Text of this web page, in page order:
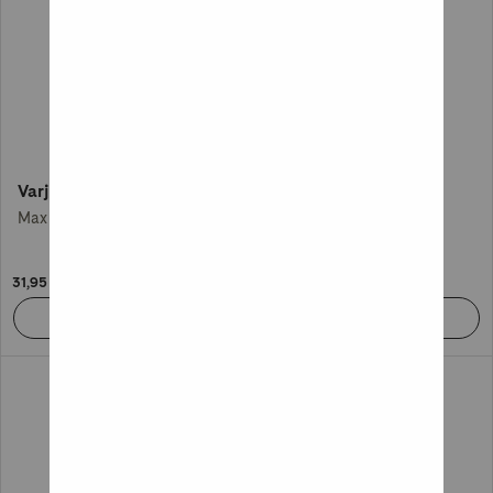
Varjeltu
Max Seeck
31,95 €